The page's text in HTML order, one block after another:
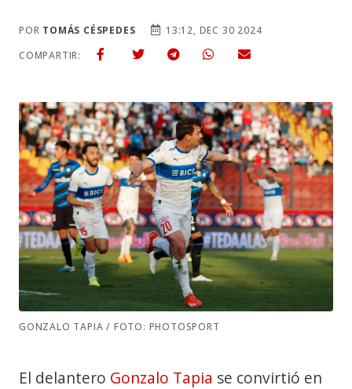
POR TOMÁS CÉSPEDES
13:12, DEC 30 2024
COMPARTIR:
GONZALO TAPIA / FOTO: PHOTOSPORT
El delantero Gonzalo Tapia se convirtió en